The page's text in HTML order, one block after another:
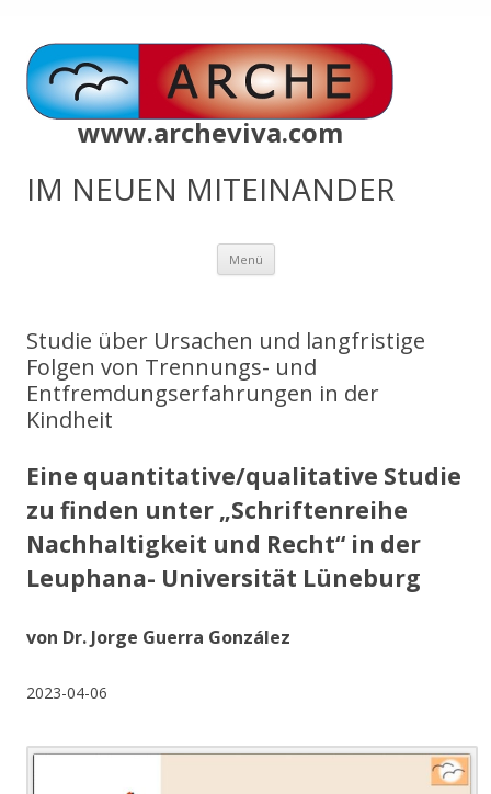
www.archeviva.com
IM NEUEN MITEINANDER
Menü Zum
springen
Studie über Ursachen und langfristige
Folgen von Trennungs- und
Entfremdungserfahrungen in der
Kindheit
Eine quantitative/qualitative Studie
zu finden unter „Schriftenreihe
Nachhaltigkeit und Recht“ in der
Leuphana- Universität Lüneburg
von Dr. Jorge Guerra González
2023-04-06